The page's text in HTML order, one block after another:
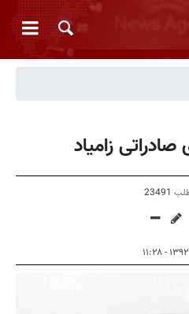
زامیاد
23491